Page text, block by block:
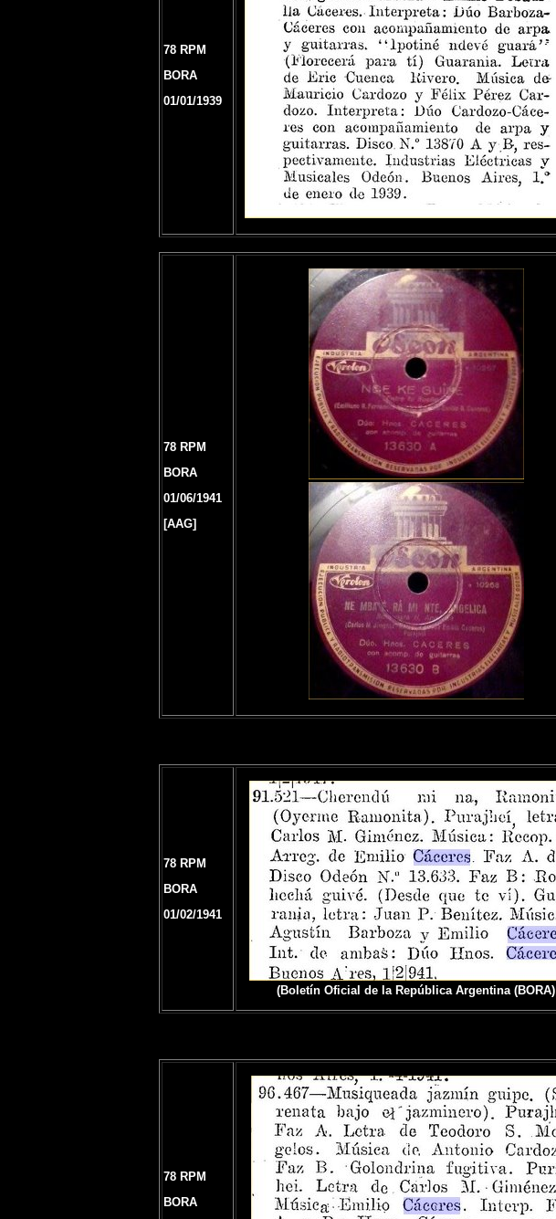
78 RPM
BORA
01/01/1939
78 RPM
BORA
01/06/1941
[AAG]
78 RPM
BORA
01/02/1941
(Boletín Oficial de la República Argentina (BORA)
78 RPM
BORA